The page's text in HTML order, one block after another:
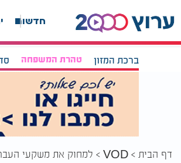
חדשות
ברכת המזון טהרת המשפחה
דף הבית VOD למחוק את משקעי